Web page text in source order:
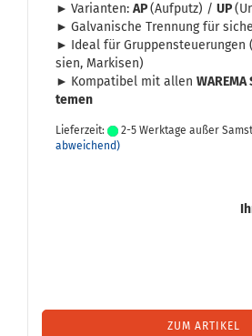
► Va­ri­an­ten: AP(Auf­putz) / UP
► Gal­va­ni­sche Tren­nung für
► Ideal für Grup­pen­steue­run­gen
sien, Mar­ki­sen)
► Kom­pa­ti­bel mit allen
te­men
Lieferzeit: 2-5 Werktage außer
abweichend)
ZUM ARTIKEL